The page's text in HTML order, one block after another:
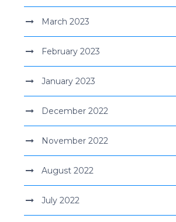
March 2023
February 2023
January 2023
December 2022
November 2022
August 2022
July 2022